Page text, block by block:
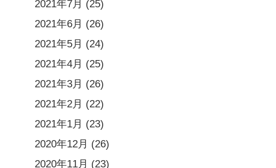
2021年7月 (25)
2021年6月 (26)
2021年5月 (24)
2021年4月 (25)
2021年3月 (26)
2021年2月 (22)
2021年1月 (23)
2020年12月 (26)
2020年11月 (23)